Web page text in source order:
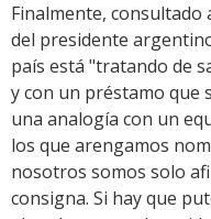
Finalmente, consultado
del presidente
país está "tratando de
y con un préstamo que
una analogía con un
los que arengamos
nosotros somos solo
consigna. Si hay que